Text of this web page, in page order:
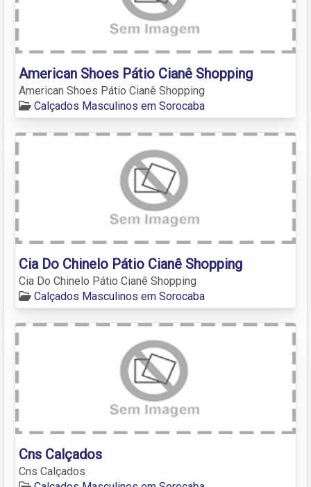
American Shoes Pátio Cianê Shopping
American Shoes Pátio Cianê Shopping
Calçados Masculinos em Sorocaba
Cia Do Chinelo Pátio Cianê Shopping
Cia Do Chinelo Pátio Cianê Shopping
Calçados Masculinos em Sorocaba
Cns Calçados
Cns Calçados